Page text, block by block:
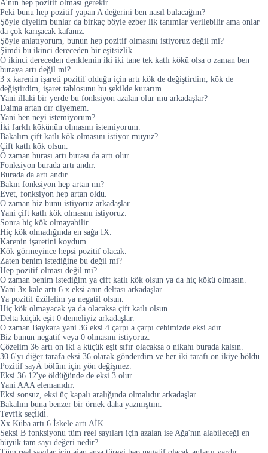
A'nın hep pozitif olması gerekir.
Peki bunu hep pozitif yapan A değerini ben nasıl bulacağım?
Şöyle diyelim bunlar da birkaç böyle ezber lik tanımlar verilebilir ama onlar
da çok karışacak kafanız.
Şöyle anlatıyorum, bunun hep pozitif olmasını istiyoruz değil mi?
Şimdi bu ikinci dereceden bir eşitsizlik.
O ikinci dereceden denklemin iki iki tane tek katlı kökü olsa o zaman ben
buraya artı değil mi?
3 x karenin işareti pozitif olduğu için artı kök de değiştirdim, kök de
değiştirdim, işaret tablosunu bu şekilde kurarım.
Yani illaki bir yerde bu fonksiyon azalan olur mu arkadaşlar?
Daima artan dır diyemem.
Yani ben neyi istemiyorum?
İki farklı kökünün olmasını istemiyorum.
Bakalım çift katlı kök olmasını istiyor muyuz?
Çift katlı kök olsun.
O zaman burası artı burası da artı olur.
Fonksiyon burada artı andır.
Burada da artı andır.
Bakın fonksiyon hep artan mı?
Evet, fonksiyon hep artan oldu.
O zaman biz bunu istiyoruz arkadaşlar.
Yani çift katlı kök olmasını istiyoruz.
Sonra hiç kök olmayabilir.
Hiç kök olmadığında en sağa IX.
Karenin işaretini koydum.
Kök görmeyince hepsi pozitif olacak.
Zaten benim istediğine bu değil mi?
Hep pozitif olması değil mi?
O zaman benim istediğim ya çift katlı kök olsun ya da hiç kökü olmasın.
Yani 3x kale artı 6 x eksi anın deltası arkadaşlar.
Ya pozitif üzülelim ya negatif olsun.
Hiç kök olmayacak ya da olacaksa çift katlı olsun.
Delta küçük eşit 0 demeliyiz arkadaşlar.
O zaman Baykara yani 36 eksi 4 çarpı a çarpı cebimizde eksi adır.
Biz bunun negatif veya 0 olmasını istiyoruz.
Çözelim 36 artı on iki a küçük eşit sıfır olacaksa o nikahı burada kalsın.
30 6'yı diğer tarafa eksi 36 olarak gönderdim ve her iki tarafı on ikiye böldü.
Pozitif sayÄ bölüm için yön değişmez.
Eksi 36 12'ye öldüğünde de eksi 3 olur.
Yani AAA elemanıdır.
Eksi sonsuz, eksi üç kapalı aralığında olmalıdır arkadaşlar.
Bakalım buna benzer bir örnek daha yazmıştım.
Tevfik seçi̇ldi̇.
Xx Küba artı 6 İskele artı AİK.
Seksi B fonksiyonu tüm reel sayıları için azalan ise Ağa'nın alabileceği en
büyük tam sayı değeri nedir?